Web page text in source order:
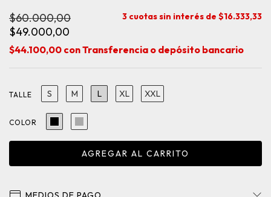
$60.000,00
$49.000,00
3 cuotas sin interés de $16.333,33
$44.100,00 conTransferencia o depósito bancario
TALLE S M L XL XXL
COLOR